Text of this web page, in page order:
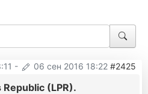
- 06 сен 2016 18:22 #2425
(LPR).